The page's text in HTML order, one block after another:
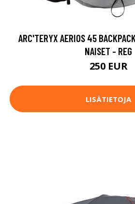
ARC'TERYX AERIOS 45
NAISET - REG
250 EUR
LISÄTIETOJA